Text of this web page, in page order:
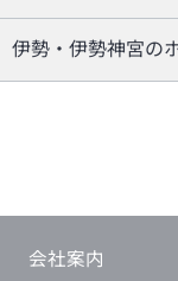
伊勢・伊勢神宮の
会社案内